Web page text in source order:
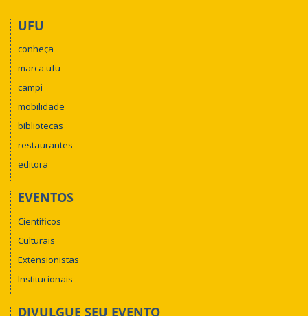
UFU
conheça
marca ufu
campi
mobilidade
bibliotecas
restaurantes
editora
EVENTOS
Científicos
Culturais
Extensionistas
Institucionais
DIVULGUE SEU EVENTO